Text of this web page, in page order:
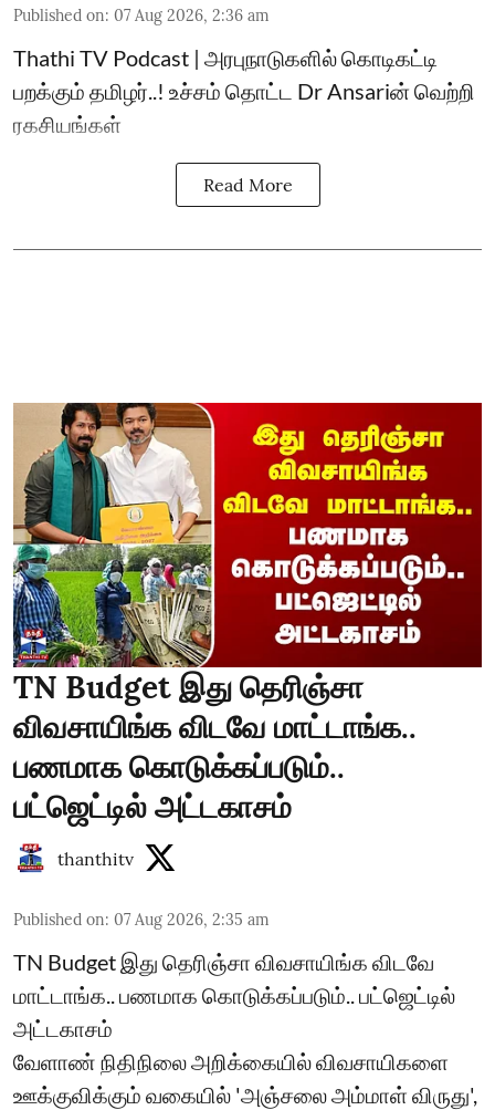
Published on: 07 Aug 2026, 2:36 am
Thathi TV Podcast | அரபுநாடுகளில் கொடிகட்டி
பறக்கும் தமிழர்..! உச்சம் தொட்ட Dr Ansariன் வெற்றி
ரகசியங்கள்
Read More
TN Budget இது தெரிஞ்சா
விவசாயிங்க விடவே மாட்டாங்க..
பணமாக கொடுக்கப்படும்..
பட்ஜெட்டில் அட்டகாசம்
thanthitv
Published on: 07 Aug 2026, 2:35 am
TN Budget இது தெரிஞ்சா விவசாயிங்க விடவே
மாட்டாங்க.. பணமாக கொடுக்கப்படும்.. பட்ஜெட்டில்
அட்டகாசம்
வேளாண் நிதிநிலை அறிக்கையில் விவசாயிகளை
ஊக்குவிக்கும் வகையில் 'அஞ்சலை அம்மாள் விருது',